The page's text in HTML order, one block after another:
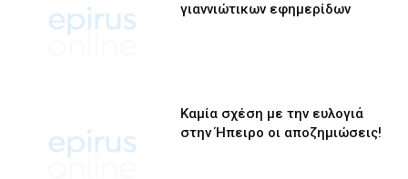
γιαννιώτικων εφημερίδων
Καμία σχέση με την ευλογιά
στην Ήπειρο οι αποζημιώσεις!